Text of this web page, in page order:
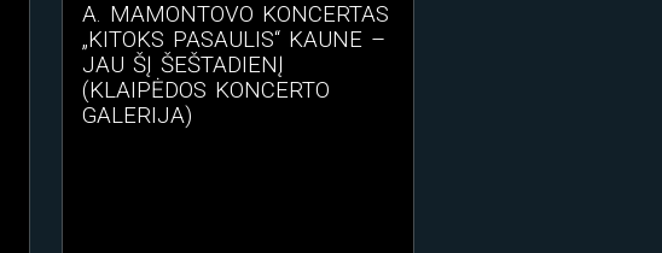
A. MAMONTOVO KONCERTAS
„KITOKS PASAULIS“ KAUNE –
JAU ŠĮ ŠEŠTADIENĮ
(KLAIPĖDOS KONCERTO
GALERIJA)